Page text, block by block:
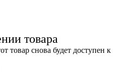
товара
товар снова будет доступен к